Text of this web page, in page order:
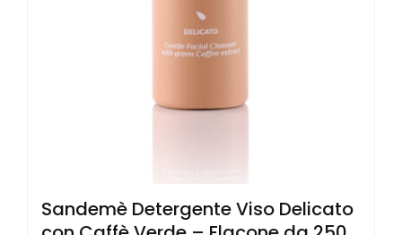
Sandemè Detergente Viso Delicato